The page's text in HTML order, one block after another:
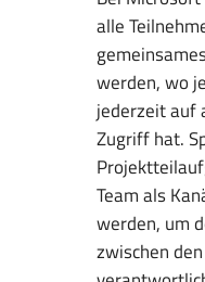
alle
werden, wo
jederzeit auf
Zugriff hat.
Team als
werden, um
zwischen